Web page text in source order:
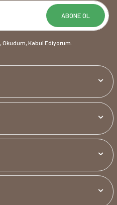
ABONE OL
, Okudum, Kabul Ediyorum.